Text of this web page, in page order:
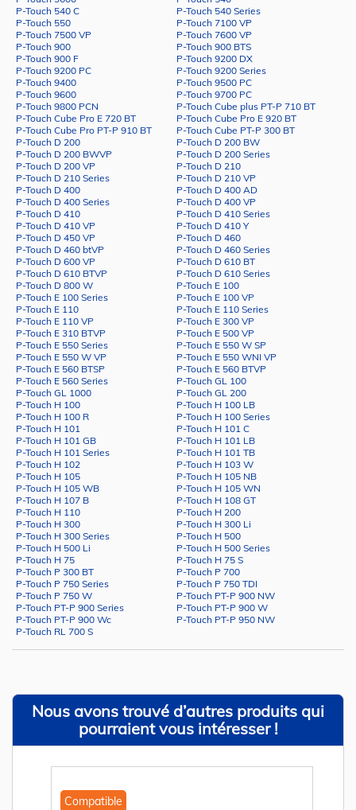
P-Touch 540 C
P-Touch 540 Series
P-Touch 550
P-Touch 7100 VP
P-Touch 7500 VP
P-Touch 7600 VP
P-Touch 900
P-Touch 900 BTS
P-Touch 900 F
P-Touch 9200 DX
P-Touch 9200 PC
P-Touch 9200 Series
P-Touch 9400
P-Touch 9500 PC
P-Touch 9600
P-Touch 9700 PC
P-Touch 9800 PCN
P-Touch Cube plus PT-P 710 BT
P-Touch Cube Pro E 720 BT
P-Touch Cube Pro E 920 BT
P-Touch Cube Pro PT-P 910 BT
P-Touch Cube PT-P 300 BT
P-Touch D 200
P-Touch D 200 BW
P-Touch D 200 BWVP
P-Touch D 200 Series
P-Touch D 200 VP
P-Touch D 210
P-Touch D 210 Series
P-Touch D 210 VP
P-Touch D 400
P-Touch D 400 AD
P-Touch D 400 Series
P-Touch D 400 VP
P-Touch D 410
P-Touch D 410 Series
P-Touch D 410 VP
P-Touch D 410 Y
P-Touch D 450 VP
P-Touch D 460
P-Touch D 460 btVP
P-Touch D 460 Series
P-Touch D 600 VP
P-Touch D 610 BT
P-Touch D 610 BTVP
P-Touch D 610 Series
P-Touch D 800 W
P-Touch E 100
P-Touch E 100 Series
P-Touch E 100 VP
P-Touch E 110
P-Touch E 110 Series
P-Touch E 110 VP
P-Touch E 300 VP
P-Touch E 310 BTVP
P-Touch E 500 VP
P-Touch E 550 Series
P-Touch E 550 W SP
P-Touch E 550 W VP
P-Touch E 550 WNI VP
P-Touch E 560 BTSP
P-Touch E 560 BTVP
P-Touch E 560 Series
P-Touch GL 100
P-Touch GL 1000
P-Touch GL 200
P-Touch H 100
P-Touch H 100 LB
P-Touch H 100 R
P-Touch H 100 Series
P-Touch H 101
P-Touch H 101 C
P-Touch H 101 GB
P-Touch H 101 LB
P-Touch H 101 Series
P-Touch H 101 TB
P-Touch H 102
P-Touch H 103 W
P-Touch H 105
P-Touch H 105 NB
P-Touch H 105 WB
P-Touch H 105 WN
P-Touch H 107 B
P-Touch H 108 GT
P-Touch H 110
P-Touch H 200
P-Touch H 300
P-Touch H 300 Li
P-Touch H 300 Series
P-Touch H 500
P-Touch H 500 Li
P-Touch H 500 Series
P-Touch H 75
P-Touch H 75 S
P-Touch P 300 BT
P-Touch P 700
P-Touch P 750 Series
P-Touch P 750 TDI
P-Touch P 750 W
P-Touch PT-P 900 NW
P-Touch PT-P 900 Series
P-Touch PT-P 900 W
P-Touch PT-P 900 Wc
P-Touch PT-P 950 NW
P-Touch RL 700 S
Nous avons trouvé d’autres produits qui
pourraient vous intéresser !
Compatible